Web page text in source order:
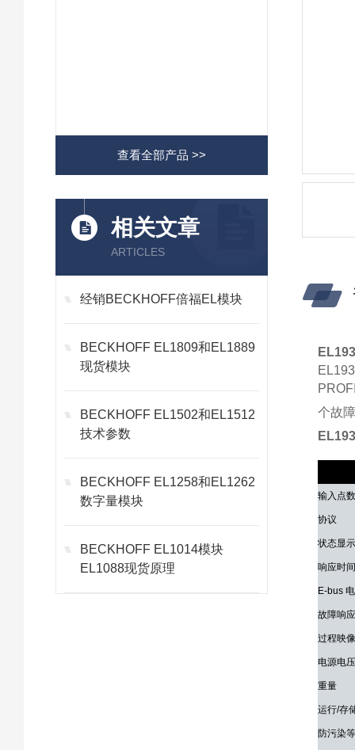
查看全部产品 >>
相关文章
ARTICLES
经销BECKHOFF倍福EL模块
BECKHOFF EL1809和EL1889
现货模块
BECKHOFF EL1502和EL1512
技术参数
BECKHOFF EL1258和EL1262
数字量模块
BECKHOFF EL1014模块
EL1088现货原理
个故
输入点
协议
状态显
响应时
E-bus
故障响
过程映
电源电
重量
运行/存
防污染